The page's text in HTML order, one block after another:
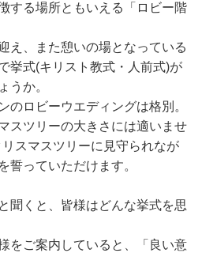
する場所ともいえる「ロビー階
え、また憩いの場となっている
挙式(キリスト教式・人前式)が
うか。
のロビーウエディングは格別。
スツリーの大きさには適いませ
スマスツリーに見守られなが
誓っていただけます。
聞くと、皆様はどんな挙式を思
をご案内していると、「良い意